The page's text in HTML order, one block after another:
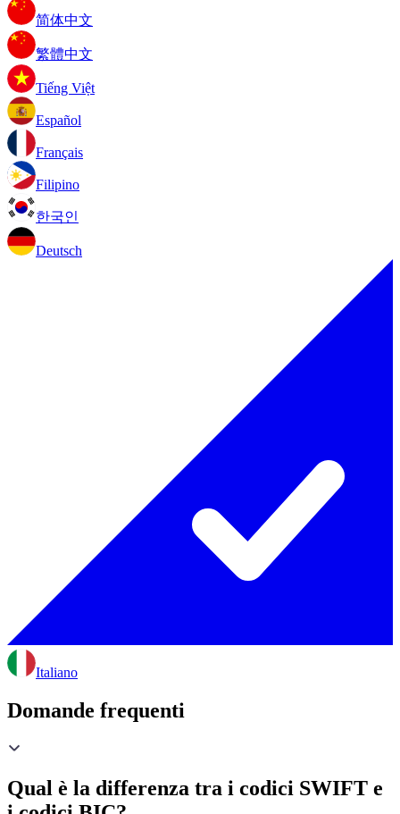
简体中文
繁體中文
Tiếng Việt
Español
Français
Filipino
한국인
Deutsch
Italiano
Domande frequenti
Qual è la differenza tra i codici SWIFT e